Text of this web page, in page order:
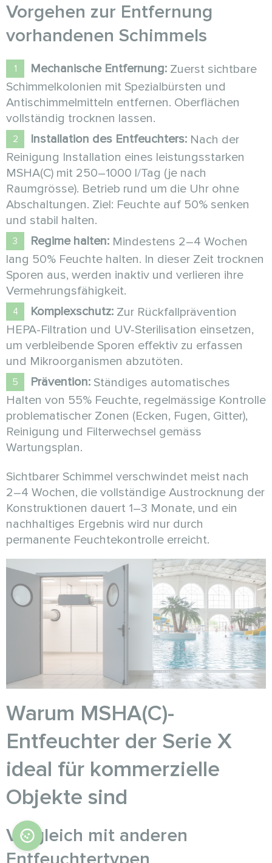
Vorgehen zur Entfernung
vorhandenen Schimmels
Mechanische Entfernung: Zuerst sichtbare
Schimmelkolonien mit Spezialbürsten und
Antischimmelmitteln entfernen. Oberflächen
vollständig trocknen lassen.
Installation des Entfeuchters: Nach der
Reinigung Installation eines leistungsstarken
MSHA(C) mit 250–1000 l/Tag (je nach
Raumgrösse). Betrieb rund um die Uhr ohne
Abschaltungen. Ziel: Feuchte auf 50% senken
und stabil halten.
Regime halten: Mindestens 2–4 Wochen
lang 50% Feuchte halten. In dieser Zeit trocknen
Sporen aus, werden inaktiv und verlieren ihre
Vermehrungsfähigkeit.
Komplexschutz: Zur Rückfallprävention
HEPA-Filtration und UV-Sterilisation einsetzen,
um verbleibende Sporen effektiv zu erfassen
und Mikroorganismen abzutöten.
Prävention: Ständiges automatisches
Halten von 55% Feuchte, regelmässige Kontrolle
problematischer Zonen (Ecken, Fugen, Gitter),
Reinigung und Filterwechsel gemäss
Wartungsplan.
Sichtbarer Schimmel verschwindet meist nach
2–4 Wochen, die vollständige Austrocknung der
Konstruktionen dauert 1–3 Monate, und ein
nachhaltiges Ergebnis wird nur durch
permanente Feuchtekontrolle erreicht.
Warum MSHA(C)-
Entfeuchter der Serie X
ideal für kommerzielle
Objekte sind
Vergleich mit anderen